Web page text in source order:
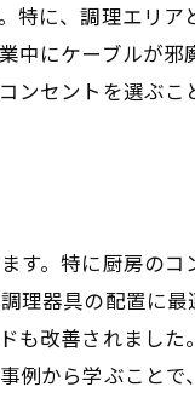
に、調理エリ
中にケーブルが
セントを選ぶ
。特に厨房の
理器具の配置に
も改善されまし
から学ぶこと